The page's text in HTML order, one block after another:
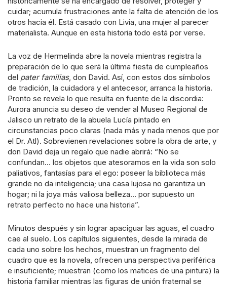
cuidar; acumula frustraciones ante la falta de atención de los
otros hacia él. Está casado con Livia, una mujer al parecer
materialista. Aunque en esta historia todo está por verse.
La voz de Hermelinda abre la novela mientras registra la
preparación de lo que será la última fiesta de cumpleaños
del pater familias, don David. Así, con estos dos símbolos
de tradición, la cuidadora y el antecesor, arranca la historia.
Pronto se revela lo que resulta en fuente de la discordia:
Aurora anuncia su deseo de vender al Museo Regional de
Jalisco un retrato de la abuela Lucía pintado en
circunstancias poco claras (nada más y nada menos que por
el Dr. Atl). Sobrevienen revelaciones sobre la obra de arte, y
don David deja un regalo que nadie abrirá: “No se
confundan… los objetos que atesoramos en la vida son solo
paliativos, fantasías para el ego: poseer la biblioteca más
grande no da inteligencia; una casa lujosa no garantiza un
hogar; ni la joya más valiosa belleza… por supuesto un
retrato perfecto no hace una historia”.
Minutos después y sin lograr apaciguar las aguas, el cuadro
cae al suelo. Los capítulos siguientes, desde la mirada de
cada uno sobre los hechos, muestran un fragmento del
cuadro que es la novela, ofrecen una perspectiva periférica
e insuficiente; muestran (como los matices de una pintura) la
historia familiar mientras las figuras de unión fraternal se